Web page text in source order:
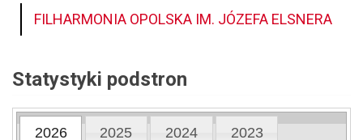
FILHARMONIA OPOLSKA IM. JÓZEFA ELSNERA
Statystyki podstron
2026 2025 2024 2023